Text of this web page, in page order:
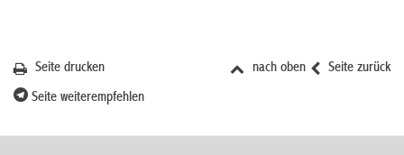
Seite zurück
nach oben
Seite drucken
Seite weiterempfehlen